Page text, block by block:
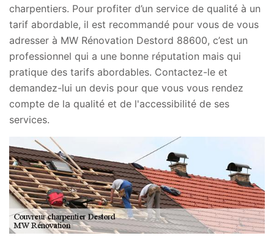
charpentiers. Pour profiter d’un service de qualité à un
tarif abordable, il est recommandé pour vous de vous
adresser à MW Rénovation Destord 88600, c’est un
professionnel qui a une bonne réputation mais qui
pratique des tarifs abordables. Contactez-le et
demandez-lui un devis pour que vous vous rendez
compte de la qualité et de l'accessibilité de ses
services.